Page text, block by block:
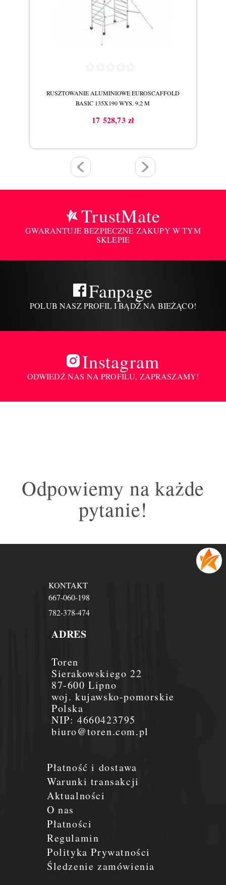
RUSZTOWANIE ALUMINIOWE EUROSCAFFOLD
BASIC 135X190 WYS. 9,2 M
Cena
17 528,73 zł
TrustMate
GWARANTUJE BEZPIECZNE ZAKUPY W TYM
SKLEPIE
Fanpage
POLUB NASZ PROFIL I BĄDŹ NA BIEŻĄCO!
Instagram
ODWIEDŹ NAS NA PROFILU, ZAPRASZAMY!
Odpowiemy na każde
pytanie!
Płatność i dostawa
Warunki transakcji
Aktualności
O nas
Płatności
Regulamin
Polityka Prywatności
Śledzenie zamówienia
ADRES
Toren
Sierakowskiego 22
87-600 Lipno
woj. kujawsko-pomorskie
Polska
NIP:4660423795
biuro@toren.com.pl
KONTAKT
667-060-198
782-378-474